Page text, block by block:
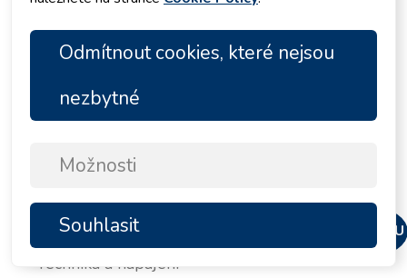
zavřením zavazadla
jednoduchá kontrola. Zeptejte se sami sebe, zda
máte nezbytnosti v těchto oblastech:
Doklady a peníze
Ochrana před sluncem a počasím
Oblečení a obuv
Technika a napájení
NAHORU
Odmítnout cookies, které nejsou
nezbytné
Možnosti
Souhlasit